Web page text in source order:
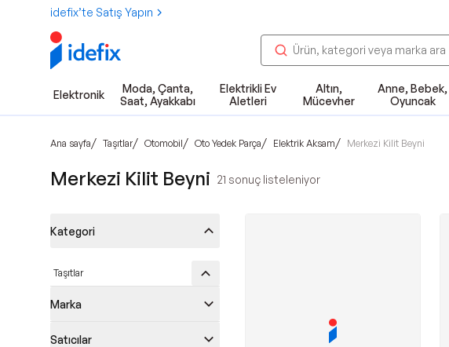
idefix’te Satış Yapın
Elektronik
Moda, Çanta,
Saat, Ayakkabı
Elektrikli Ev
Aletleri
Altın,
Mücevher
Anne, Bebek,
Oyuncak
Ana sayfa/ Taşıtlar/ Otomobil/ Oto Yedek Parça/ Elektrik Aksam/ Merkezi Kilit Beyni
Merkezi Kilit Beyni 21 sonuç listeleniyor
Kategori
Taşıtlar
Marka
Satıcılar